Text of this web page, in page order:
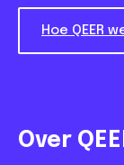
Hoe QEER
Over